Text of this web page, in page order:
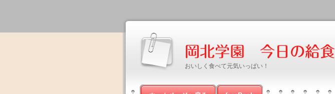
岡北学園 今日の給食
おいしく食べて元気いっぱい！